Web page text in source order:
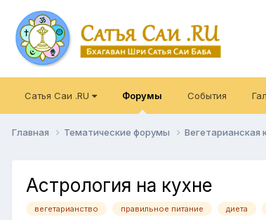
Сатья Саи .RU Форумы События
Главная Тематические форумы Вегетарианская
Астрология на кухне
вегетарианство правильное питание диета